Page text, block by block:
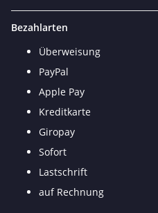
Bezahlarten
Überweisung
PayPal
Apple Pay
Kreditkarte
Giropay
Sofort
Lastschrift
auf Rechnung